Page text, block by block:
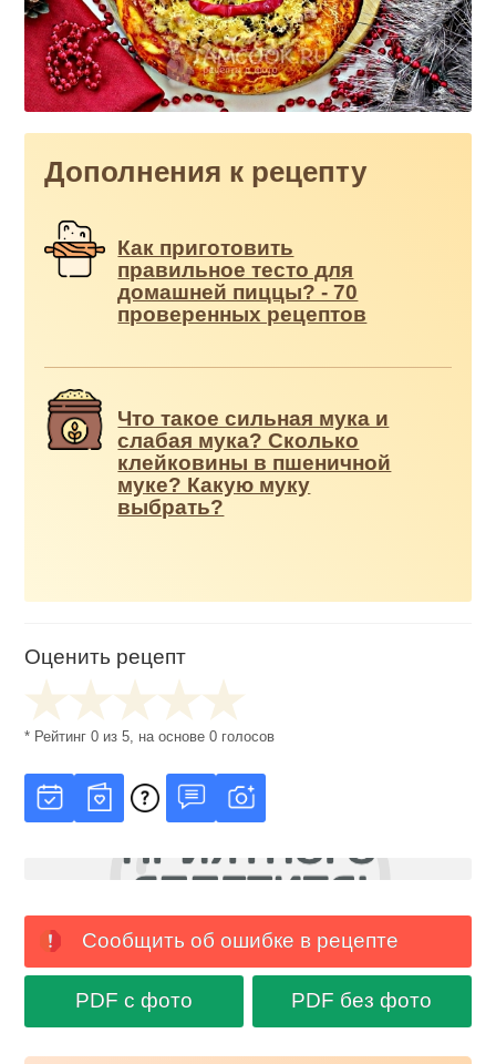
Дополнения к рецепту
Как приготовить
правильное тесто для
домашней пиццы? - 70
проверенных рецептов
Что такое сильная мука и
слабая мука? Сколько
клейковины в пшеничной
муке? Какую муку
выбрать?
Оценить рецепт
* Рейтинг0 из5 , на основе0 голосов
Сообщить об ошибке в рецепте
PDF с фото PDF без фото